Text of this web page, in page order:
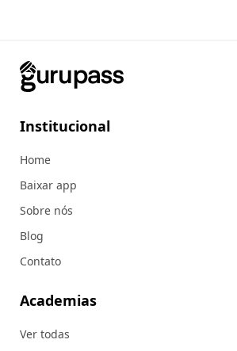
Institucional
Home
Baixar app
Sobre nós
Blog
Contato
Academias
Ver todas